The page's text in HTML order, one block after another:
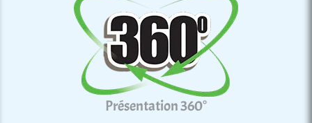
Présentation 360°